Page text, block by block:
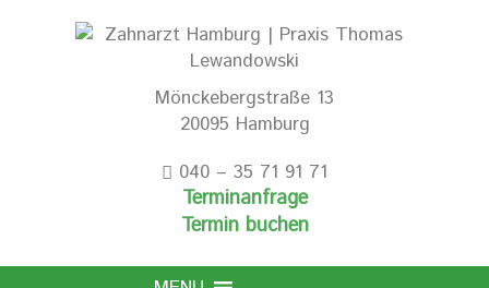
Mönckebergstraße 13
20095 Hamburg
040 – 35 71 91 71
Terminanfrage
Termin buchen